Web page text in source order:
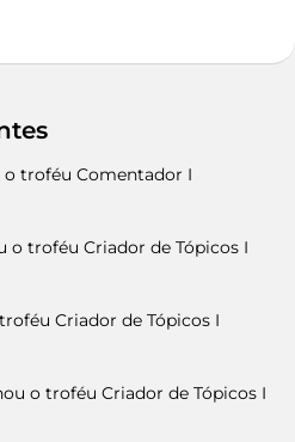
troféu Comentador I
o troféu Criador de Tópicos I
Criador de Tópicos I
o troféu Criador de Tópicos I